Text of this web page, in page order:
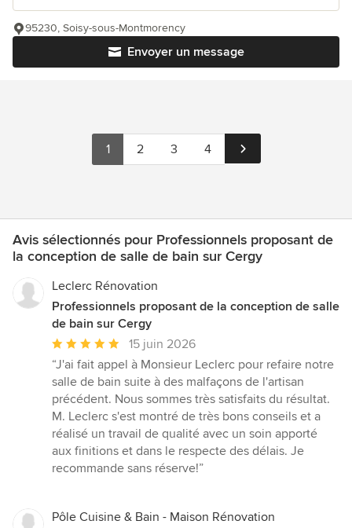
Envoyer un message
95230, Soisy-sous-Montmorency
1 2 3 4
Avis sélectionnés pour Professionnels proposant de
la conception de salle de bain sur Cergy
Leclerc Rénovation
Professionnels proposant de la conception de salle
de bain sur Cergy
Note
moyenne
:
5
étoiles
sur
5
15 juin 2026
“J'ai fait appel à Monsieur Leclerc pour refaire notre
salle de bain suite à des malfaçons de l'artisan
précédent. Nous sommes très satisfaits du résultat.
M. Leclerc s'est montré de très bons conseils et a
réalisé un travail de qualité avec un soin apporté
aux finitions et dans le respecte des délais. Je
recommande sans réserve!”
Pôle Cuisine & Bain - Maison Rénovation